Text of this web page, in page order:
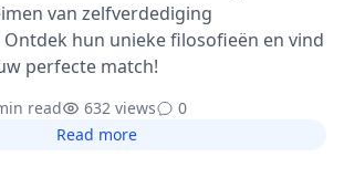
van zelfverdediging
hun unieke filosofieën en vind
perfecte match!
read 632 views
0
Read more